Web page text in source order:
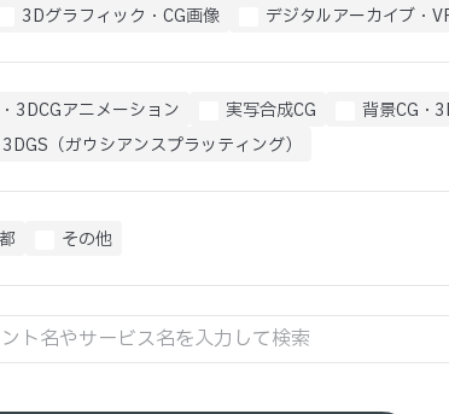
3Dグラフィック・CG画像 デジタルアーカイブ・
3DCGアニメーション 実写合成CG 背景CG・
3DGS（ガウシアンスプラッティング）
その他